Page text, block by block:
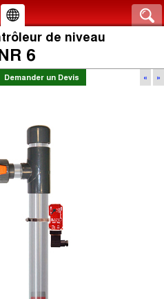
de niveau
6
« »
Demander un Devis